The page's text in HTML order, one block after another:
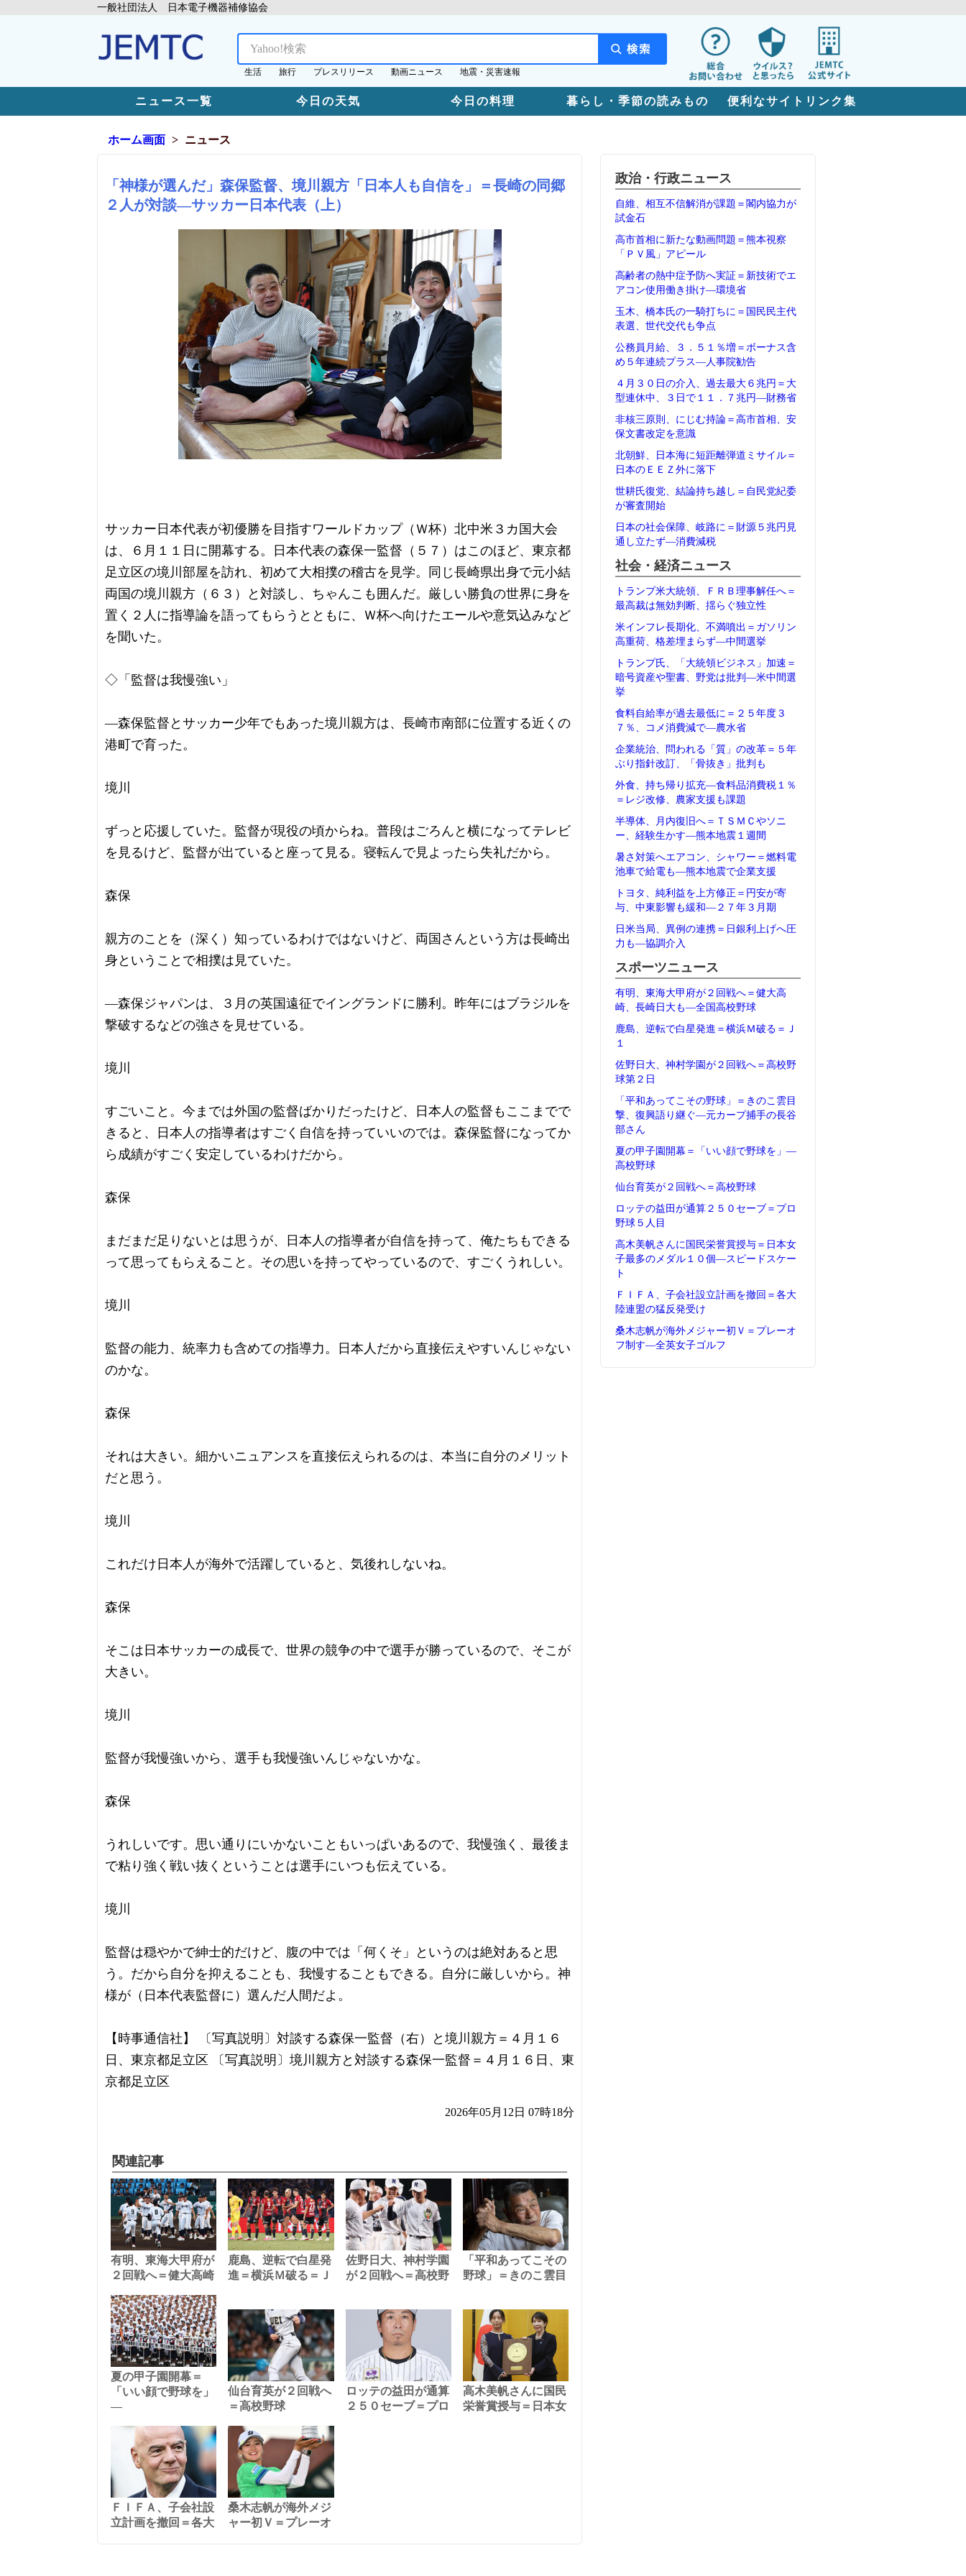
一般社団法人 日本電子機器補修協会
生活 旅行 プレスリリース 動画ニュース 地震・災害速報
ニュース一覧 今日の天気 今日の料理 暮らし・季節の読みもの 便利なサイトリンク集
ホーム画面 ニュース
「神様が選んだ」森保監督、境川親方「日本人も自信を」＝長崎の同郷
２人が対談―サッカー日本代表（上）
サッカー日本代表が初優勝を目指すワールドカップ（Ｗ杯）北中米３カ国大会
は、６月１１日に開幕する。日本代表の森保一監督（５７）はこのほど、東京都
足立区の境川部屋を訪れ、初めて大相撲の稽古を見学。同じ長崎県出身で元小結
両国の境川親方（６３）と対談し、ちゃんこも囲んだ。厳しい勝負の世界に身を
置く２人に指導論を語ってもらうとともに、Ｗ杯へ向けたエールや意気込みなど
を聞いた。
◇「監督は我慢強い」
―森保監督とサッカー少年でもあった境川親方は、長崎市南部に位置する近くの
港町で育った。
境川
ずっと応援していた。監督が現役の頃からね。普段はごろんと横になってテレビ
を見るけど、監督が出ていると座って見る。寝転んで見よったら失礼だから。
森保
親方のことを（深く）知っているわけではないけど、両国さんという方は長崎出
身ということで相撲は見ていた。
―森保ジャパンは、３月の英国遠征でイングランドに勝利。昨年にはブラジルを
撃破するなどの強さを見せている。
境川
すごいこと。今までは外国の監督ばかりだったけど、日本人の監督もここまでで
きると、日本人の指導者はすごく自信を持っていいのでは。森保監督になってか
ら成績がすごく安定しているわけだから。
森保
まだまだ足りないとは思うが、日本人の指導者が自信を持って、俺たちもできる
って思ってもらえること。その思いを持ってやっているので、すごくうれしい。
境川
監督の能力、統率力も含めての指導力。日本人だから直接伝えやすいんじゃない
のかな。
森保
それは大きい。細かいニュアンスを直接伝えられるのは、本当に自分のメリット
だと思う。
境川
これだけ日本人が海外で活躍していると、気後れしないね。
森保
そこは日本サッカーの成長で、世界の競争の中で選手が勝っているので、そこが
大きい。
境川
監督が我慢強いから、選手も我慢強いんじゃないかな。
森保
うれしいです。思い通りにいかないこともいっぱいあるので、我慢強く、最後ま
で粘り強く戦い抜くということは選手にいつも伝えている。
境川
監督は穏やかで紳士的だけど、腹の中では「何くそ」というのは絶対あると思
う。だから自分を抑えることも、我慢することもできる。自分に厳しいから。神
様が（日本代表監督に）選んだ人間だよ。
【時事通信社】 〔写真説明〕対談する森保一監督（右）と境川親方＝４月１６
日、東京都足立区 〔写真説明〕境川親方と対談する森保一監督＝４月１６日、東
京都足立区
2026年05月12日 07時18分
関連記事
有明、東海大甲府が
２回戦へ＝健大高崎
鹿島、逆転で白星発
進＝横浜Ｍ破る＝Ｊ
佐野日大、神村学園
が２回戦へ＝高校野
「平和あってこその
野球」＝きのこ雲目
夏の甲子園開幕＝
「いい顔で野球を」
―
仙台育英が２回戦へ
＝高校野球
ロッテの益田が通算
２５０セーブ＝プロ
高木美帆さんに国民
栄誉賞授与＝日本女
ＦＩＦＡ、子会社設
立計画を撤回＝各大
桑木志帆が海外メジ
ャー初Ｖ＝プレーオ
政治・行政ニュース
自維、相互不信解消が課題＝閣内協力が
試金石
高市首相に新たな動画問題＝熊本視察
「ＰＶ風」アピール
高齢者の熱中症予防へ実証＝新技術でエ
アコン使用働き掛け―環境省
玉木、橋本氏の一騎打ちに＝国民民主代
表選、世代交代も争点
公務員月給、３．５１％増＝ボーナス含
め５年連続プラス―人事院勧告
４月３０日の介入、過去最大６兆円＝大
型連休中、３日で１１．７兆円―財務省
非核三原則、にじむ持論＝高市首相、安
保文書改定を意識
北朝鮮、日本海に短距離弾道ミサイル＝
日本のＥＥＺ外に落下
世耕氏復党、結論持ち越し＝自民党紀委
が審査開始
日本の社会保障、岐路に＝財源５兆円見
通し立たず―消費減税
社会・経済ニュース
トランプ米大統領、ＦＲＢ理事解任へ＝
最高裁は無効判断、揺らぐ独立性
米インフレ長期化、不満噴出＝ガソリン
高重荷、格差埋まらず―中間選挙
トランプ氏、「大統領ビジネス」加速＝
暗号資産や聖書、野党は批判―米中間選
挙
食料自給率が過去最低に＝２５年度３
７％、コメ消費減で―農水省
企業統治、問われる「質」の改革＝５年
ぶり指針改訂、「骨抜き」批判も
外食、持ち帰り拡充―食料品消費税１％
＝レジ改修、農家支援も課題
半導体、月内復旧へ＝ＴＳＭＣやソニ
ー、経験生かす―熊本地震１週間
暑さ対策へエアコン、シャワー＝燃料電
池車で給電も―熊本地震で企業支援
トヨタ、純利益を上方修正＝円安が寄
与、中東影響も緩和―２７年３月期
日米当局、異例の連携＝日銀利上げへ圧
力も―協調介入
スポーツニュース
有明、東海大甲府が２回戦へ＝健大高
崎、長崎日大も―全国高校野球
鹿島、逆転で白星発進＝横浜Ｍ破る＝Ｊ
１
佐野日大、神村学園が２回戦へ＝高校野
球第２日
「平和あってこその野球」＝きのこ雲目
撃、復興語り継ぐ―元カープ捕手の長谷
部さん
夏の甲子園開幕＝「いい顔で野球を」―
高校野球
仙台育英が２回戦へ＝高校野球
ロッテの益田が通算２５０セーブ＝プロ
野球５人目
高木美帆さんに国民栄誉賞授与＝日本女
子最多のメダル１０個―スピードスケー
ト
ＦＩＦＡ、子会社設立計画を撤回＝各大
陸連盟の猛反発受け
桑木志帆が海外メジャー初Ｖ＝プレーオ
フ制す―全英女子ゴルフ